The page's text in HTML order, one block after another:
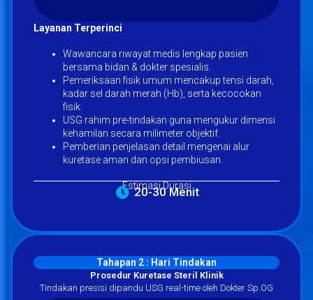
Layanan Terperinci
Wawancara riwayat medis lengkap pasien
bersama bidan & dokter spesialis.
Pemeriksaan fisik umum mencakup tensi darah,
kadar sel darah merah (Hb), serta kecocokan
fisik.
USG rahim pre-tindakan guna mengukur dimensi
kehamilan secara milimeter objektif.
Pemberian penjelasan detail mengenai alur
kuretase aman dan opsi pembiusan.
Estimasi Durasi
20-30 Menit
Tahapan 2 : Hari Tindakan
Prosedur Kuretase Steril Klinik
Tindakan presisi dipandu USG real-time oleh Dokter Sp.OG